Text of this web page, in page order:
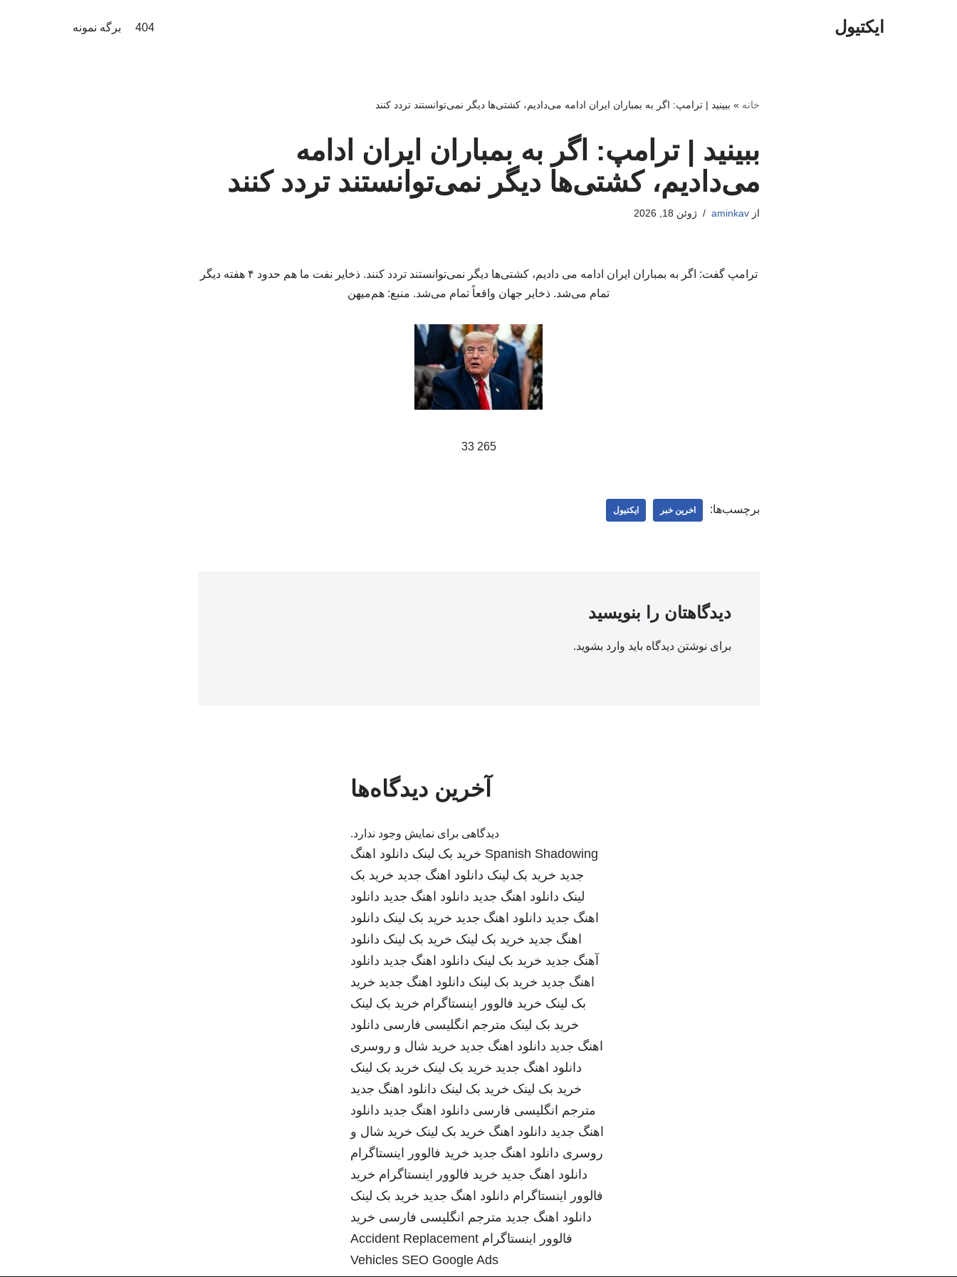
ایکتیول 404 برگه نمونه
خانه » ببینید | ترامپ: اگر به بمباران ایران ادامه می‌دادیم، کشتی‌ها دیگر نمی‌توانستند تردد کنند
ببینید | ترامپ: اگر به بمباران ایران ادامه
می‌دادیم، کشتی‌ها دیگر نمی‌توانستند تردد کنند
ازaminkav ژوئن 18, 2026
ترامپ گفت: اگر به بمباران ایران ادامه می دادیم، کشتی‌ها دیگر نمی‌توانستند تردد کنند. ذخایر نفت ما هم حدود ۴ هفته دیگر
تمام می‌شد. ذخایر جهان واقعاً تمام می‌شد. منبع: هم‌میهن
265 33
برچسب‌ها: اخرین خبر ایکتیول
دیدگاهتان را بنویسید
برای نوشتن دیدگاه باید وارد بشوید.
آخرین دیدگاه‌ها
دیدگاهی برای نمایش وجود ندارد.
Spanish Shadowing خرید بک لینک دانلود اهنگ
جدید خرید بک لینک دانلود اهنگ جدید خرید بک
لینک دانلود اهنگ جدید دانلود اهنگ جدید دانلود
اهنگ جدید دانلود اهنگ جدید خرید بک لینک دانلود
اهنگ جدید خرید بک لینک خرید بک لینک دانلود
آهنگ جدید خرید بک لینک دانلود اهنگ جدید دانلود
اهنگ جدید خرید بک لینک دانلود اهنگ جدید خرید
بک لینک خرید فالوور اینستاگرام خرید بک لینک
خرید بک لینک مترجم انگلیسی فارسی دانلود
اهنگ جدید دانلود اهنگ جدید خرید شال و روسری
دانلود اهنگ جدید خرید بک لینک خرید بک لینک
خرید بک لینک خرید بک لینک دانلود اهنگ جدید
مترجم انگلیسی فارسی دانلود اهنگ جدید دانلود
اهنگ جدید دانلود اهنگ خرید بک لینک خرید شال و
روسری دانلود اهنگ جدید خرید فالوور اینستاگرام
دانلود اهنگ جدید خرید فالوور اینستاگرام خرید
فالوور اینستاگرام دانلود اهنگ جدید خرید بک لینک
دانلود اهنگ جدید مترجم انگلیسی فارسی خرید
فالوور اینستاگرام Accident Replacement
Vehicles SEO Google Ads